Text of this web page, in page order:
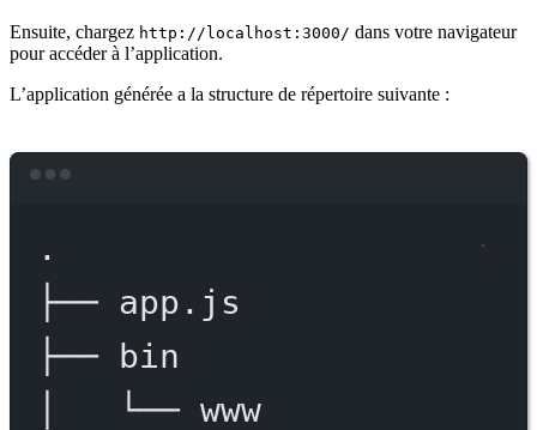
Ensuite, chargez http://localhost:3000/ dans votre navigateur
pour accéder à l’application.
L’application générée a la structure de répertoire suivante :
.
├── app.js
├──
bin
└── www